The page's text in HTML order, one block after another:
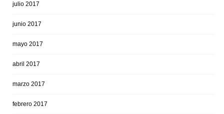
julio 2017
junio 2017
mayo 2017
abril 2017
marzo 2017
febrero 2017